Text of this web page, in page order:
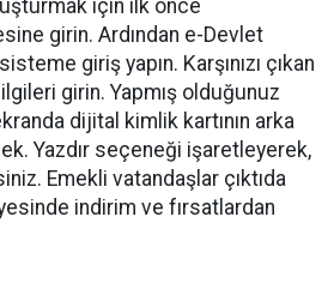
için ilk önce
girin. Ardından e-Devlet
giriş yapın. Karşınızı çıkan
girin. Yapmış olduğunuz
dijital kimlik kartının arka
Yazdır seçeneği işaretleyerek,
Emekli vatandaşlar çıktıda
indirim ve fırsatlardan